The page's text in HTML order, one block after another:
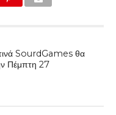
SourdGames θα
Πέμπτη 27